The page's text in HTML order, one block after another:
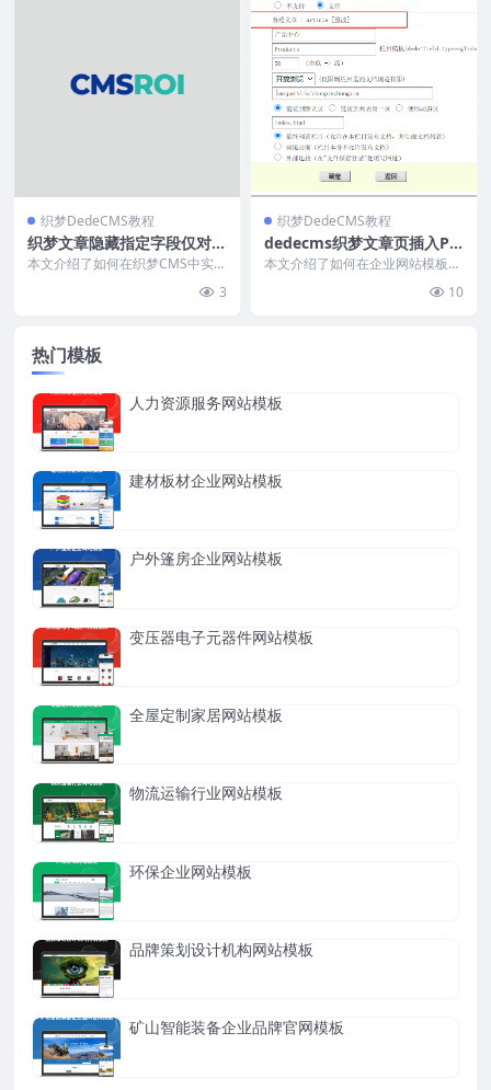
织梦DedeCMS教程
织梦文章隐藏指定字段仅对会
员显示
本文介绍了如何在织梦CMS中实现
3
织梦DedeCMS教程
dedecms织梦文章页插入PD
F文件且实时浏览
本文介绍了如何在企业网站模板的
10
热门模板
人力资源服务网站模板
建材板材企业网站模板
户外篷房企业网站模板
变压器电子元器件网站模板
全屋定制家居网站模板
物流运输行业网站模板
环保企业网站模板
品牌策划设计机构网站模板
矿山智能装备企业品牌官网模板